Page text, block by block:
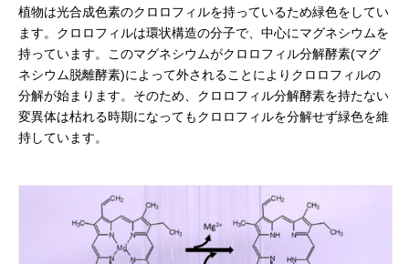
植物は光合成色素のクロロフィルを持っているため緑色をしてい
ます。クロロフィルは環状構造の分子で、中心にマグネシウムを
持っています。このマグネシウムがクロロフィル分解酵素(マグ
ネシウム脱離酵素)によって外されることによりクロロフィルの
分解が始まります。そのため、クロロフィル分解酵素を持たない
変異体は枯れる時期になってもクロロフィルを分解せず緑色を維
持しています。